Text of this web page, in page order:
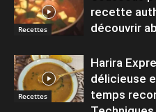
Recettes
recette
découvrir
Recettes
Harira
délicieuse
temps